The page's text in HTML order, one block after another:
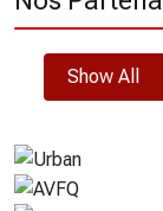
Show All